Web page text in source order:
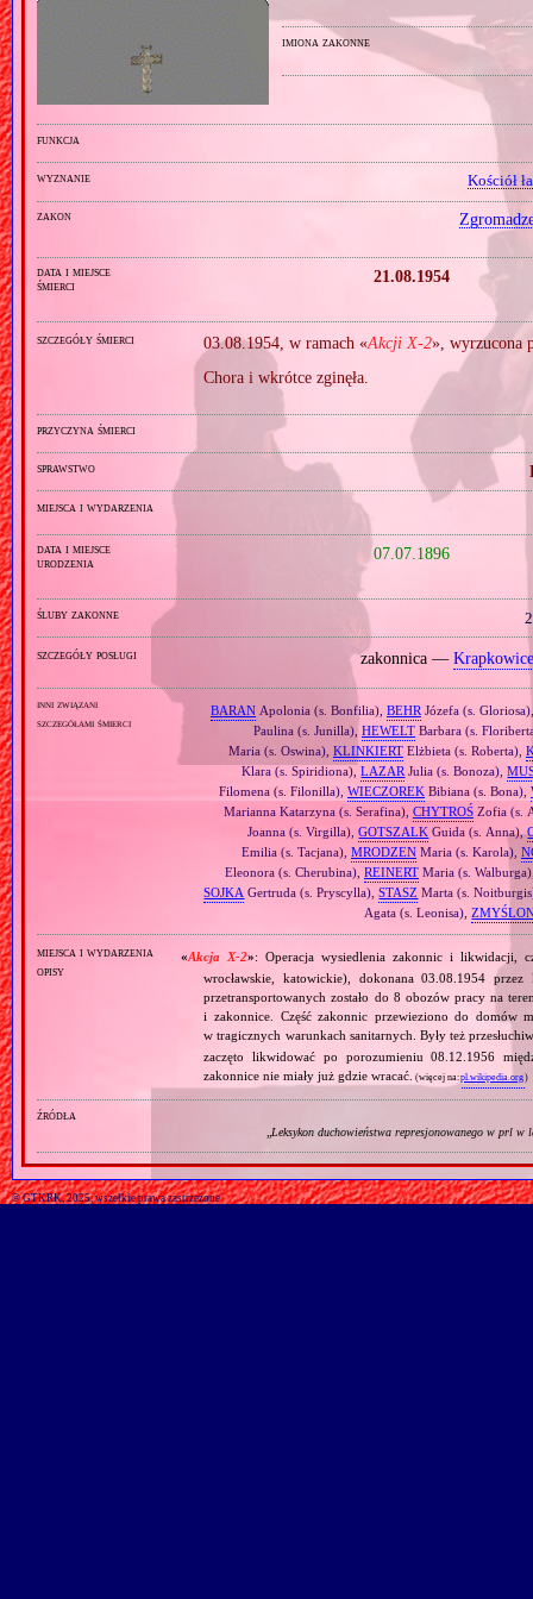
imiona zakonne
funkcja
wyznanie Kościół
zakon
data i miejsce
śmierci
21.08.1954
szczegóły śmierci 03.08.1954, w ramach «Akcji X‐2», wyrzucona
Chora i wkrótce zginęła.
przyczyna śmierci
sprawstwo
miejsca i wydarzenia
data i miejsce
urodzenia
07.07.1896
śluby zakonne
szczegóły posługi zakonnica — Krapkowice
inni związani
szczegółami śmierci
BARANApolonia (s. Bonfilia), BEHR Józefa (s.
Paulina (s. Junilla), HEWELTBarbara (s.
Maria (s. Oswina), KLINKIERTElżbieta (s. Roberta),
Klara (s. Spiridiona),LAZAR Julia (s. Bonoza),
Filomena (s. Filonilla), WIECZOREKBibiana (s. Bona),
Marianna Katarzyna (s. Serafina), CHYTROŚZofia (s.
Joanna (s. Virgilla),GOTSZALK Guida (s. Anna),
Emilia (s. Tacjana), MRODZENMaria (s. Karola),
Eleonora (s. Cherubina), REINERTMaria (s.
SOJKA Gertruda (s. Pryscylla),STASZ Marta (s.
Agata (s. Leonisa),
miejsca i wydarzenia
opisy
«Akcja X‐2»: Operacja wysiedlenia zakonnic i likwidacji,
wrocławskie, katowickie), dokonana 03.08.1954
przetransportowanych zostało do 8 obozów pracy na
i zakonnice. Część zakonnic przewieziono do domów
w tragicznych warunkach sanitarnych. Były też
zaczęto likwidować po porozumieniu 08.12.1956
zakonnice nie miały już gdzie wracać. (więcej na:pl.wikipedia.org)
źródła
„Leksykon duchowieństwa represjonowanego w prl w
© GTKRK, 2025, wszelkie prawa zastrzeżone